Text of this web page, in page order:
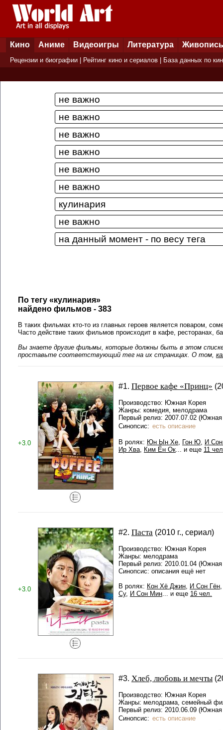
Кино Аниме Видеоигры Литература Живопись
Рецензии и биографии Рейтинг кино и сериалов База данных по
По тегу «кулинария»
найдено фильмов - 383
В таких фильмах кто-то из главных героев является поваром,
Часто действие таких фильмов происходит в кафе, ресторанах,
Вы знаете другие фильмы, которые должны быть в этом
проставьте соответствующий тег на их страницах. О том,
+3.0
#1. Первое кафе «Принц»
Производство: Южная Корея
Жанры: комедия, мелодрама
Первый релиз: 2007.07.02
Синопсис: есть описание
В ролях: Юн Ын Хе, Гон Ю, И
Ир Хва, Ким Ён Ок... и еще 11
+3.0
#2. Паста (2010 г., сериал)
Производство: Южная Корея
Жанры: мелодрама
Первый релиз: 2010.01.04
Синопсис: описания ещё нет
В ролях: Кон Хё Джин, И Сон Гён
Су, И Сон Мин... и еще 16 чел.
#3. Хлеб, любовь и мечты
Производство: Южная Корея
Жанры: мелодрама, семейный
Первый релиз: 2010.06.09
Синопсис: есть описание